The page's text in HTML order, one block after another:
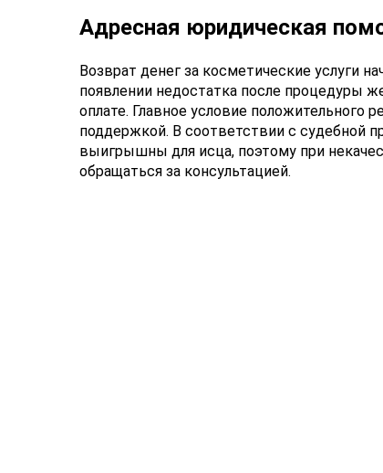
Адресная юридическая
Возврат денег за косметические услуги
появлении недостатка после процедуры
оплате. Главное условие
поддержкой. В соответствии с судебной
выигрышны для исца, поэтому при
обращаться за консультацией.